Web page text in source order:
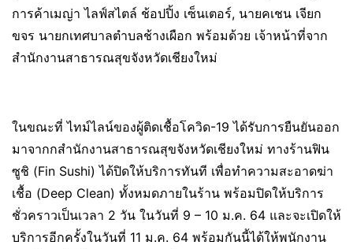
การค้าเมญ่า ไลฟ์สไตล์ ช้อปปิ้ง เซ็นเตอร์, นายคเชน เจียก
ขจร นายกเทศบาลตำบลช้างเผือก พร้อมด้วย เจ้าหน้าที่จาก
สำนักงานสาธารณสุขจังหวัดเชียงใหม่
ในขณะที่ ไทม์ไลน์ของผู้ติดเชื้อโควิด-19 ได้รับการยืนยันออก
มาจากกสำนักงานสาธารณสุขจังหวัดเชียงใหม่ ทางร้านฟิน
ซูชิ (Fin Sushi) ได้ปิดให้บริการทันที เพื่อทำความสะอาดฆ่า
เชื้อ (Deep Clean) ทั้งหมดภายในร้าน พร้อมปิดให้บริการ
ชั่วคราวเป็นเวลา 2 วัน ในวันที่ 9 – 10 ม.ค. 64 และจะเปิดให้
บริการอีกครั้งในวันที่ 11 ม.ค. 64 พร้อมกันนี้ได้ให้พนักงาน